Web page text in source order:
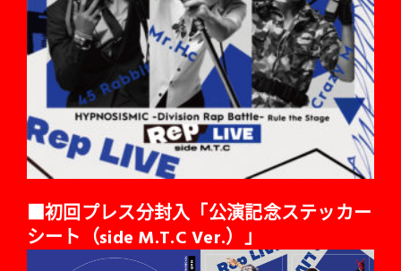
■初回プレス分封入「公演記念ステッカー
シート（side M.T.C Ver.）」